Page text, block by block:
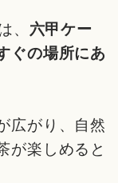
、 六甲ケー
ぐの場所にあ
広がり、自然
が楽しめると